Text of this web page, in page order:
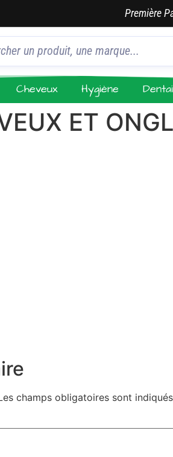
Première
Cheveux Hygiène
ET
champs obligatoires sont